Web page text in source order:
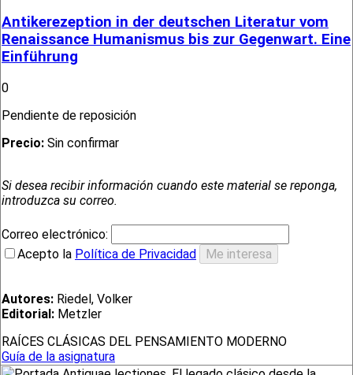
Antikerezeption in der deutschen Literatur vom
Renaissance Humanismus bis zur Gegenwart. Eine
Einführung
0
Pendiente de reposición
Precio: Sin confirmar
Si desea recibir información cuando este material se reponga,
introduzca su correo.
Correo electrónico:
Acepto la Política de Privacidad
Autores: Riedel, Volker
Editorial: Metzler
RAÍCES CLÁSICAS DEL PENSAMIENTO MODERNO
Guía de la asignatura